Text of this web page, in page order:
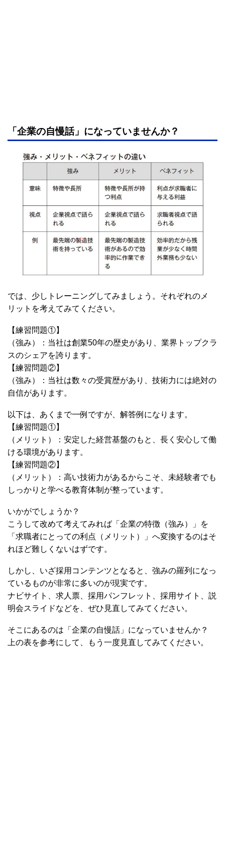
「企業の自慢話」になっていませんか？
では、少しトレーニングしてみましょう。それぞれのメ
リットを考えてみてください。
【練習問題①】
（強み）：当社は創業50年の歴史があり、業界トップクラ
スのシェアを誇ります。
【練習問題②】
（強み）：当社は数々の受賞歴があり、技術力には絶対の
自信があります。
以下は、あくまで一例ですが、解答例になります。
【練習問題①】
（メリット）：安定した経営基盤のもと、長く安心して働
ける環境があります。
【練習問題②】
（メリット）：高い技術力があるからこそ、未経験者でも
しっかりと学べる教育体制が整っています。
いかがでしょうか？
こうして改めて考えてみれば「企業の特徴（強み）」を
「求職者にとっての利点（メリット）」へ変換するのはそ
れほど難しくないはずです。
しかし、いざ採用コンテンツとなると、強みの羅列になっ
ているものが非常に多いのが現実です。
ナビサイト、求人票、採用パンフレット、採用サイト、説
明会スライドなどを、ぜひ見直してみてください。
そこにあるのは「企業の自慢話」になっていませんか？
上の表を参考にして、もう一度見直してみてください。